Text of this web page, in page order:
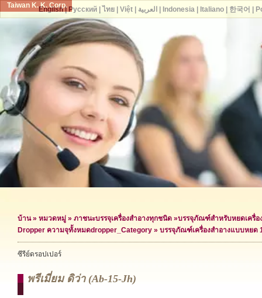
Taiwan K. K. Corp.
บ้าน» หมวดหมู่ » ภาชนะบรรจุเครื่องสำอางทุกชนิด »บรรจุภัณฑ์สำหรับหยดเครื่อ
Dropper ความจุทั้งหมดdropper_Category » บรรจุภัณฑ์เครื่องสำอางแบบหยด
ซีรีย์ดรอปเปอร์
พรีเมี่ยม ดิว่า (ab-15-Jh)
English| Русский| ไทย| Việt| العربية Indonesia| Italiano| 한국어